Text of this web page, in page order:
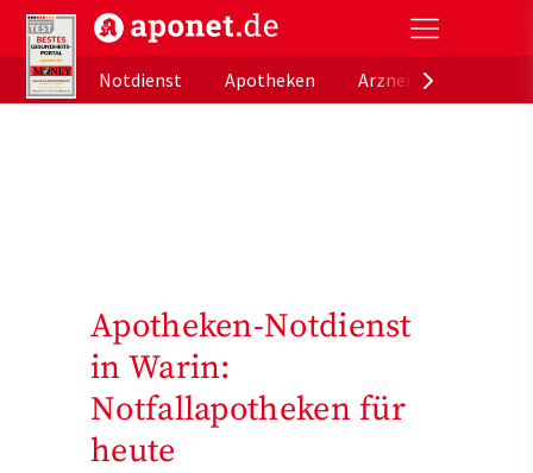
aponet.de - Das offizielle Gesundheitsportal der
Notdienst
Apotheken
Apotheken-Notdienst
in Warin:
Notfallapotheken für
heute